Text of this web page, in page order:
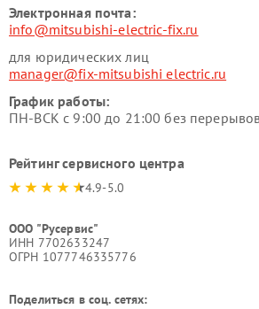
Электронная почта:
info@mitsubishi-electric-fix.ru
для юридических лиц
manager@fix-mitsubishi electric.ru
График работы:
ПН-ВСК с 9:00 до 21:00 без
Рейтинг сервисного центра
4.9-5.0
ООО "Русервис"
ИНН 7702633247
ОГРН 1077746335776
Поделиться в соц. сетях: